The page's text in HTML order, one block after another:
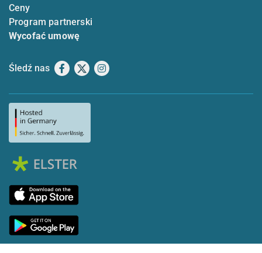
Ceny
Program partnerski
Wycofać umowę
Śledź nas Facebook
X Instagram